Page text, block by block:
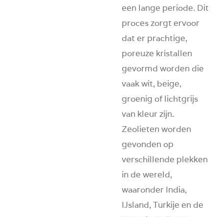
een lange periode. Dit
proces zorgt ervoor
dat er prachtige,
poreuze kristallen
gevormd worden die
vaak wit, beige,
groenig of lichtgrijs
van kleur zijn.
Zeolieten worden
gevonden op
verschillende plekken
in de wereld,
waaronder India,
IJsland, Turkije en de